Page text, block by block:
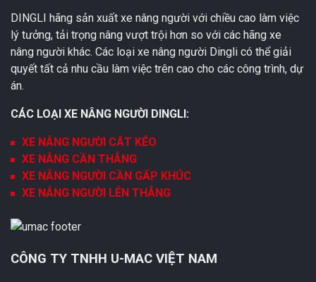
DINGLI hãng sản xuất xe nâng người với chiều cao làm việc
lý tưởng, tải trọng nâng vượt trội hơn so với các hãng xe
nâng người khác. Các loại xe nâng người Dingli có thể giải
quyết tất cả nhu cầu làm việc trên cao cho các công trình, dự
án.
CÁC LOẠI XE NÂNG NGƯỜI DINGLI:
XE NÂNG NGƯỜI CẮT KÉO
XE NÂNG CẦN THẲNG
XE NÂNG NGƯỜI CẦN GẤP KHÚC
XE NÂNG NGƯỜI LÊN THẲNG
CÔNG TY TNHH U-MAC VIỆT NAM